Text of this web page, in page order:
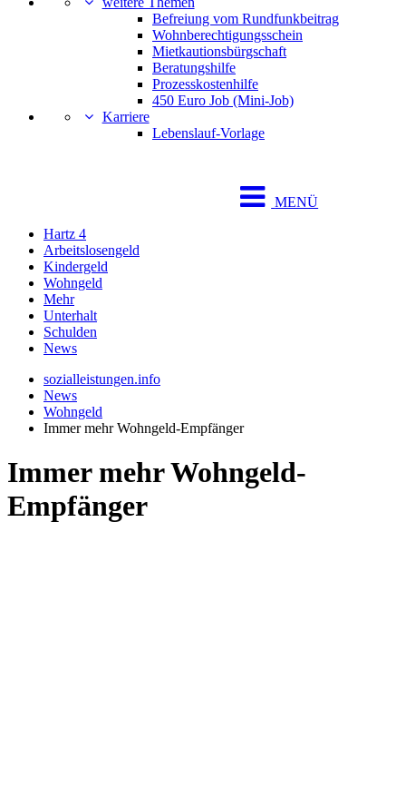
Befreiung vom Rundfunkbeitrag
Wohnberechtigungsschein
Mietkautionsbürgschaft
Beratungshilfe
Prozesskostenhilfe
450 Euro Job (Mini-Job)
Karriere
Lebenslauf-Vorlage
MENÜ
Hartz 4
Arbeitslosengeld
Kindergeld
Wohngeld
Mehr
Unterhalt
Schulden
News
sozialleistungen.info
News
Wohngeld
Immer mehr Wohngeld-Empfänger
Immer mehr Wohngeld-
Empfänger